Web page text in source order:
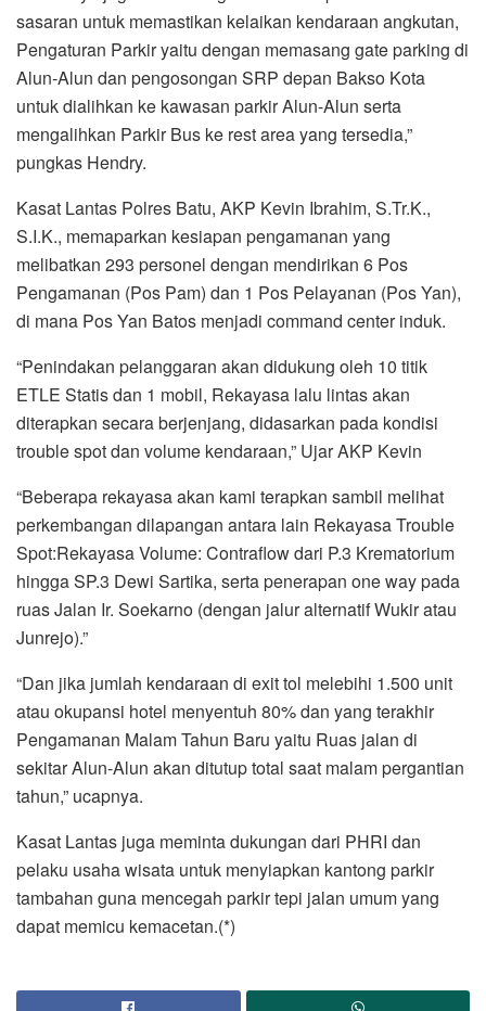
sasaran untuk memastikan kelaikan kendaraan angkutan,
Pengaturan Parkir yaitu dengan memasang gate parking di
Alun-Alun dan pengosongan SRP depan Bakso Kota
untuk dialihkan ke kawasan parkir Alun-Alun serta
mengalihkan Parkir Bus ke rest area yang tersedia,”
pungkas Hendry.
Kasat Lantas Polres Batu, AKP Kevin Ibrahim, S.Tr.K.,
S.I.K., memaparkan kesiapan pengamanan yang
melibatkan 293 personel dengan mendirikan 6 Pos
Pengamanan (Pos Pam) dan 1 Pos Pelayanan (Pos Yan),
di mana Pos Yan Batos menjadi command center induk.
“Penindakan pelanggaran akan didukung oleh 10 titik
ETLE Statis dan 1 mobil, Rekayasa lalu lintas akan
diterapkan secara berjenjang, didasarkan pada kondisi
trouble spot dan volume kendaraan,” Ujar AKP Kevin
“Beberapa rekayasa akan kami terapkan sambil melihat
perkembangan dilapangan antara lain Rekayasa Trouble
Spot:Rekayasa Volume: Contraflow dari P.3 Krematorium
hingga SP.3 Dewi Sartika, serta penerapan one way pada
ruas Jalan Ir. Soekarno (dengan jalur alternatif Wukir atau
Junrejo).”
“Dan jika jumlah kendaraan di exit tol melebihi 1.500 unit
atau okupansi hotel menyentuh 80% dan yang terakhir
Pengamanan Malam Tahun Baru yaitu Ruas jalan di
sekitar Alun-Alun akan ditutup total saat malam pergantian
tahun,” ucapnya.
Kasat Lantas juga meminta dukungan dari PHRI dan
pelaku usaha wisata untuk menyiapkan kantong parkir
tambahan guna mencegah parkir tepi jalan umum yang
dapat memicu kemacetan.(*)